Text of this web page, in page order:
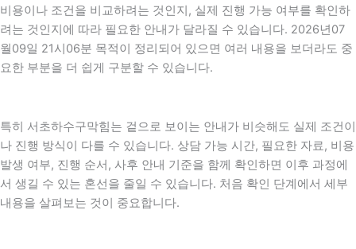
비용이나 조건을 비교하려는 것인지, 실제 진행 가능 여부를 확인하
려는 것인지에 따라 필요한 안내가 달라질 수 있습니다. 2026년07
월09일 21시06분 목적이 정리되어 있으면 여러 내용을 보더라도 중
요한 부분을 더 쉽게 구분할 수 있습니다.
특히 서초하수구막힘는 겉으로 보이는 안내가 비슷해도 실제 조건이
나 진행 방식이 다를 수 있습니다. 상담 가능 시간, 필요한 자료, 비용
발생 여부, 진행 순서, 사후 안내 기준을 함께 확인하면 이후 과정에
서 생길 수 있는 혼선을 줄일 수 있습니다. 처음 확인 단계에서 세부
내용을 살펴보는 것이 중요합니다.